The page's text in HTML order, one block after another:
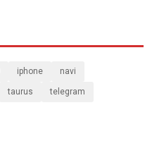
iphone navi
taurus telegram